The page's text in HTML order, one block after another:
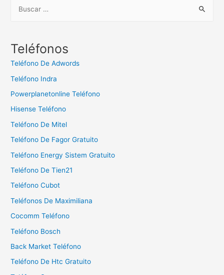
c
:
Teléfonos
Teléfono De Adwords
Teléfono Indra
Powerplanetonline Teléfono
Hisense Teléfono
Teléfono De Mitel
Teléfono De Fagor Gratuito
Teléfono Energy Sistem Gratuito
Teléfono De Tien21
Teléfono Cubot
Teléfonos De Maximiliana
Cocomm Teléfono
Teléfono Bosch
Back Market Teléfono
Teléfono De Htc Gratuito